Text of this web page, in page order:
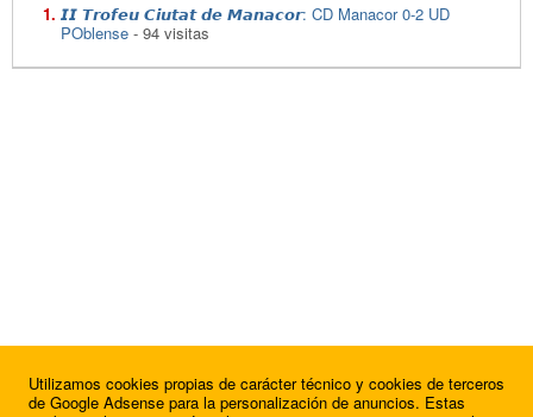
𝙄𝙄 𝙏𝙧𝙤𝙛𝙚𝙪 𝘾𝙞𝙪𝙩𝙖𝙩 𝙙𝙚 𝙈𝙖𝙣𝙖𝙘𝙤𝙧: CD Manacor 0-2 UD
POblense - 94 visitas
Utilizamos cookies propias de carácter técnico y cookies de terceros
de Google Adsense para la personalización de anuncios. Estas